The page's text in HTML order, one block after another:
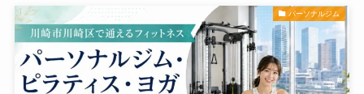
パーソナルジム